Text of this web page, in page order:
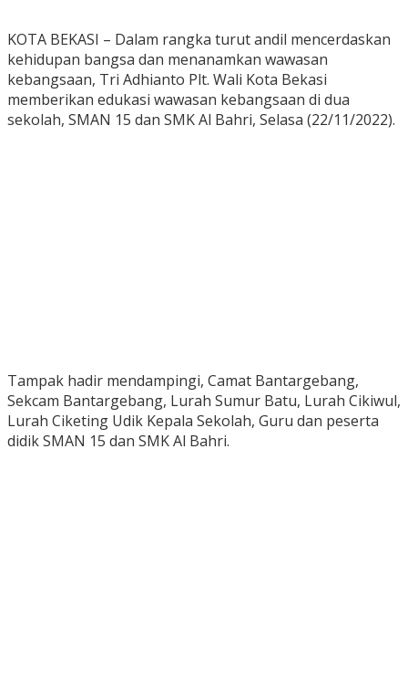
KOTA BEKASI – Dalam rangka turut andil mencerdaskan
kehidupan bangsa dan menanamkan wawasan
kebangsaan, Tri Adhianto Plt. Wali Kota Bekasi
memberikan edukasi wawasan kebangsaan di dua
sekolah, SMAN 15 dan SMK Al Bahri, Selasa (22/11/2022).
Tampak hadir mendampingi, Camat Bantargebang,
Sekcam Bantargebang, Lurah Sumur Batu, Lurah Cikiwul,
Lurah Ciketing Udik Kepala Sekolah, Guru dan peserta
didik SMAN 15 dan SMK Al Bahri.